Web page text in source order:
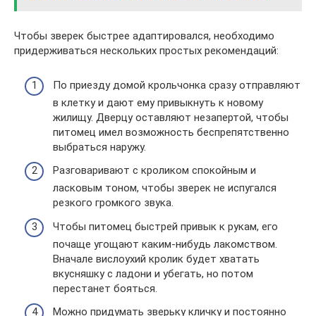
Чтобы зверек быстрее адаптировался, необходимо
придерживаться нескольких простых рекомендаций:
По приезду домой крольчонка сразу отправляют
в клетку и дают ему привыкнуть к новому
жилищу. Дверцу оставляют незапертой, чтобы
питомец имел возможность беспрепятственно
выбраться наружу.
Разговаривают с кроликом спокойным и
ласковым тоном, чтобы зверек не испугался
резкого громкого звука.
Чтобы питомец быстрей привык к рукам, его
почаще угощают каким-нибудь лакомством.
Вначале вислоухий кролик будет хватать
вкусняшку с ладони и убегать, но потом
перестанет бояться.
Можно придумать зверьку кличку и постоянно